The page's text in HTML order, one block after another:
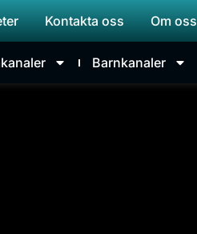
Kontakta oss Om oss
Barnkanaler